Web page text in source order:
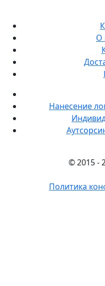
О
Нанесение
© 2015 -
Политика